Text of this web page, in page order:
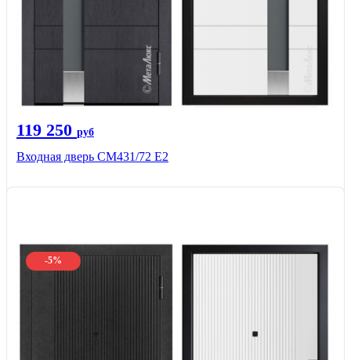
119 250 руб
Входная дверь СМ431/72 Е2
-5%